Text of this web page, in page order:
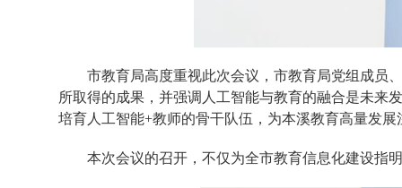
市教育局高度重视此次会议，市教育局党组成员
所取得的成果，并强调人工智能与教育的融合是未来
培育人工智能+教师的骨干队伍，为本溪教育高量发展
本次会议的召开，不仅为全市教育信息化建设指